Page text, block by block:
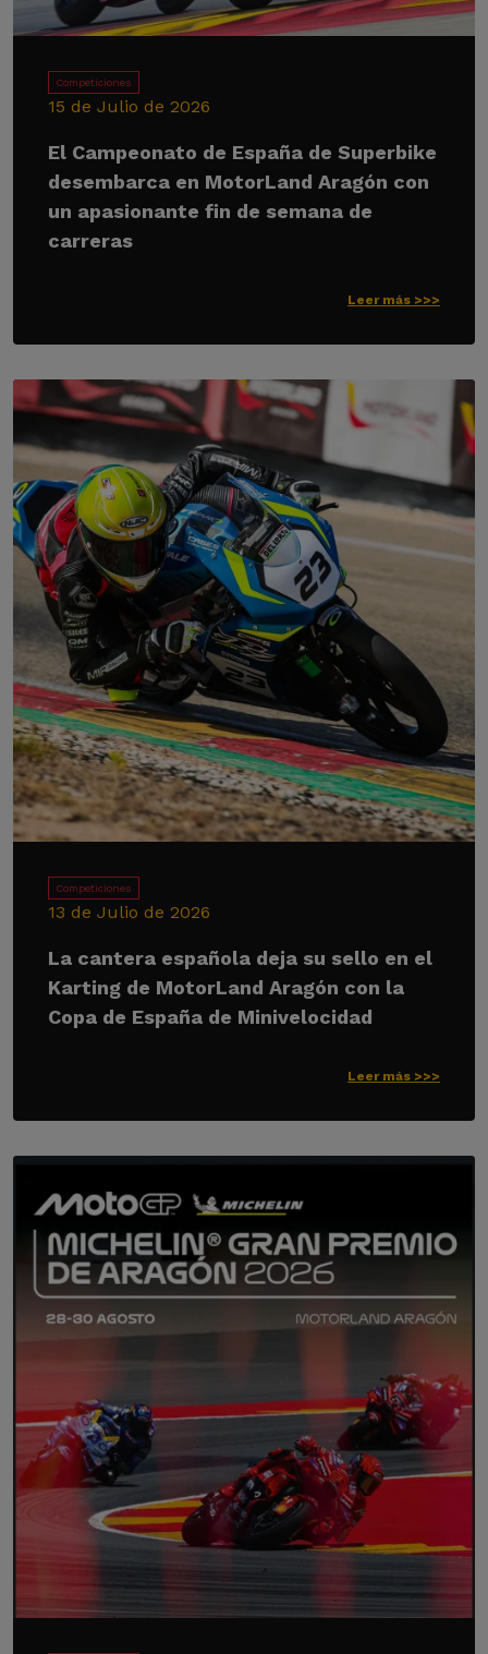
Competiciones
15 de Julio de 2026
El Campeonato de España de Superbike
desembarca en MotorLand Aragón con
un apasionante fin de semana de
carreras
Leer más >>>
Competiciones
13 de Julio de 2026
La cantera española deja su sello en el
Karting de MotorLand Aragón con la
Copa de España de Minivelocidad
Leer más >>>